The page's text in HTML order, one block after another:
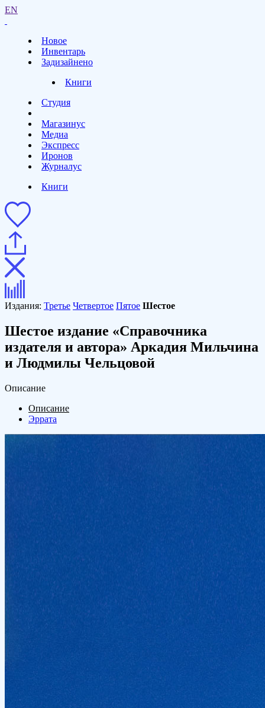
EN
Новое
Инвентарь
Задизайнено
Книги
Студия
Магазинус
Медиа
Экспресс
Иронов
Журналус
Книги
Издания: Третье Четвертое Пятое Шестое
Шестое издание «Справочника
издателя и автора» Аркадия Мильчина
и Людмилы Чельцовой
Описание
Описание
Эррата